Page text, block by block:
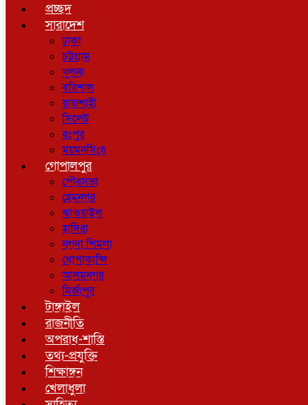
প্রচ্ছদ
সারাদেশ
ঢাকা
চট্টগ্রাম
খুলনা
বরিশাল
রাজশাহী
সিলেট
রংপুর
ময়মনসিংহ
গোপালপুর
পৌরসভা
হেমনগর
ঝাওয়াইল
হাদিরা
নগদা শিমলা
ধোপাকান্দি
আলমনগর
মির্জাপুর
টাঙ্গাইল
রাজনীতি
অপরাধ-শাস্তি
তথ্য-প্রযুক্তি
শিক্ষাঙ্গন
খেলাধুলা